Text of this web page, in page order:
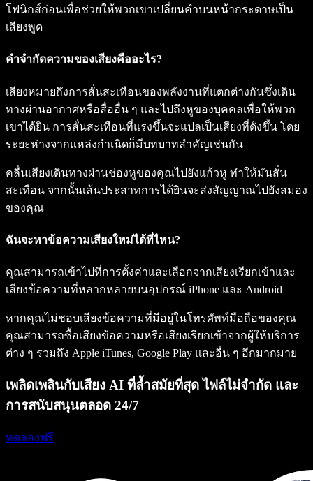
โฟนิกส์ก่อนเพื่อช่วยให้พวกเขาเปลี่ยนคำบนหน้ากระดาษเป็น
เสียงพูด
คำจำกัดความของเสียงคืออะไร?
เสียงหมายถึงการสั่นสะเทือนของพลังงานที่แตกต่างกันซึ่งเดิน
ทางผ่านอากาศหรือสื่ออื่น ๆ และไปถึงหูของบุคคลเพื่อให้พวก
เขาได้ยิน การสั่นสะเทือนที่แรงขึ้นจะแปลเป็นเสียงที่ดังขึ้น โดย
ระยะห่างจากแหล่งกำเนิดก็มีบทบาทสำคัญเช่นกัน
คลื่นเสียงเดินทางผ่านช่องหูของคุณไปยังแก้วหู ทำให้มันสั่น
สะเทือน จากนั้นเส้นประสาทการได้ยินจะส่งสัญญาณไปยังสมอง
ของคุณ
ฉันจะหาข้อความเสียงใหม่ได้ที่ไหน?
คุณสามารถเข้าไปที่การตั้งค่าและเลือกจากเสียงเรียกเข้าและ
เสียงข้อความที่หลากหลายบนอุปกรณ์ iPhone และ Android
หากคุณไม่ชอบเสียงข้อความที่มีอยู่ในโทรศัพท์มือถือของคุณ
คุณสามารถซื้อเสียงข้อความหรือเสียงเรียกเข้าจากผู้ให้บริการ
ต่าง ๆ รวมถึง Apple iTunes, Google Play และอื่น ๆ อีกมากมาย
เพลิดเพลินกับเสียง AI ที่ล้ำสมัยที่สุด ไฟล์ไม่จำกัด และ
การสนับสนุนตลอด 24/7
ทดลองฟรี